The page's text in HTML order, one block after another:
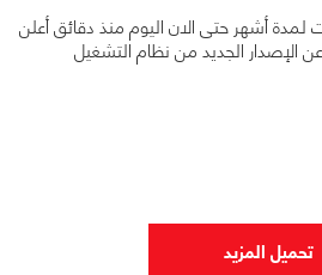
لمدة أشهر حتى الان اليوم منذ دقائق أعلن
تحميل المزيد